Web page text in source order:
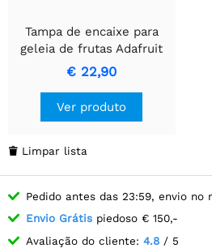
Tampa de encaixe para
geleia de frutas Adafruit
€ 22,90
Ver produto
 Limpar lista
Pedido antes das 23:59, envio no
Envio Grátis piedoso € 150,-
Avaliação do cliente: 4.8 / 5